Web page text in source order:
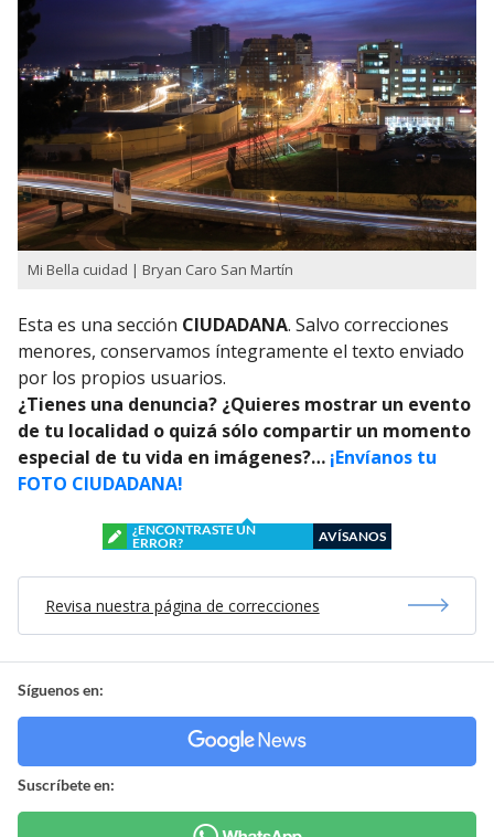
Mi Bella cuidad | Bryan Caro San Martín
Esta es una sección CIUDADANA. Salvo correcciones
menores, conservamos íntegramente el texto enviado
por los propios usuarios.
¿Tienes una denuncia? ¿Quieres mostrar un evento
de tu localidad o quizá sólo compartir un momento
especial de tu vida en imágenes?… ¡Envíanos tu
FOTO CIUDADANA!
¿ENCONTRASTE UN
ERROR?
AVÍSANOS
Revisa nuestra página de correcciones
Síguenos en:
Suscríbete en: